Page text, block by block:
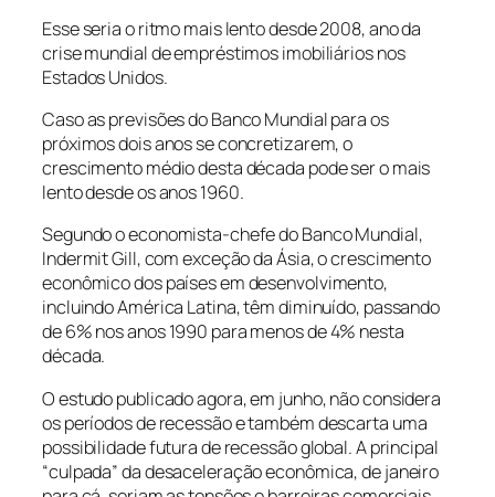
Esse seria o ritmo mais lento desde 2008, ano da
crise mundial de empréstimos imobiliários nos
Estados Unidos.
Caso as previsões do Banco Mundial para os
próximos dois anos se concretizarem, o
crescimento médio desta década pode ser o mais
lento desde os anos 1960.
Segundo o economista-chefe do Banco Mundial,
Indermit Gill, com exceção da Ásia, o crescimento
econômico dos países em desenvolvimento,
incluindo América Latina, têm diminuído, passando
de 6% nos anos 1990 para menos de 4% nesta
década.
O estudo publicado agora, em junho, não considera
os períodos de recessão e também descarta uma
possibilidade futura de recessão global. A principal
“culpada” da desaceleração econômica, de janeiro